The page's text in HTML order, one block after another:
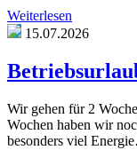
Weiterlesen
15.07.2026
Wir gehen für 2
Wochen haben wir
besonders viel